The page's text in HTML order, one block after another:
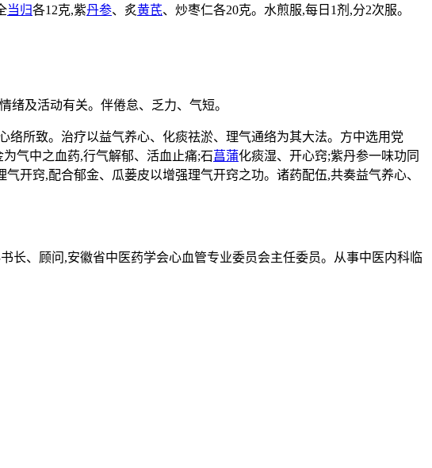
当归各12克,紫丹参、炙黄芪、炒枣仁各20克。水煎服,每日1剂,分2次服。
绪及活动有关。伴倦怠、乏力、气短。
所致。治疗以益气养心、化痰祛淤、理气通络为其大法。方中选用党
气中之血药,行气解郁、活血止痛;石菖蒲化痰湿、开心窍;紫丹参一味功同
开窍,配合郁金、瓜蒌皮以增强理气开窍之功。诸药配伍,共奏益气养心、
长、顾问,安徽省中医药学会心血管专业委员会主任委员。从事中医内科临